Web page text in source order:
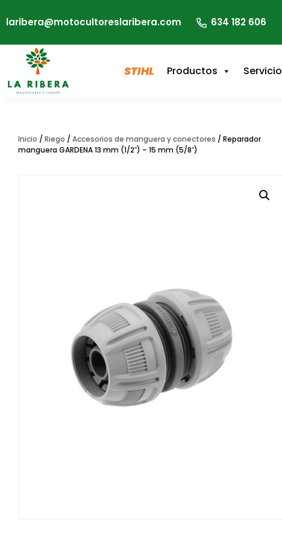
laribera@motocultoreslaribera.com 634 182 606
STIHL Productos
Inicio / Riego / Accesorios de manguera y conectores / Reparador
manguera GARDENA 13 mm (1/2″) – 15 mm (5/8″)